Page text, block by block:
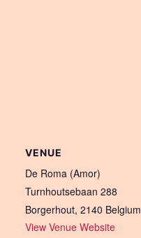
VENUE
De Roma (Amor)
Turnhoutsebaan 288
Borgerhout, 2140 Belgium
View Venue Website